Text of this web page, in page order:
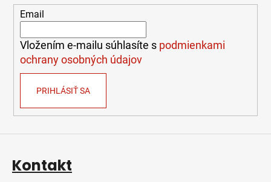
Email
Vložením e-mailu súhlasíte s podmienkami
ochrany osobných údajov
PRIHLÁSIŤ SA
Kontakt